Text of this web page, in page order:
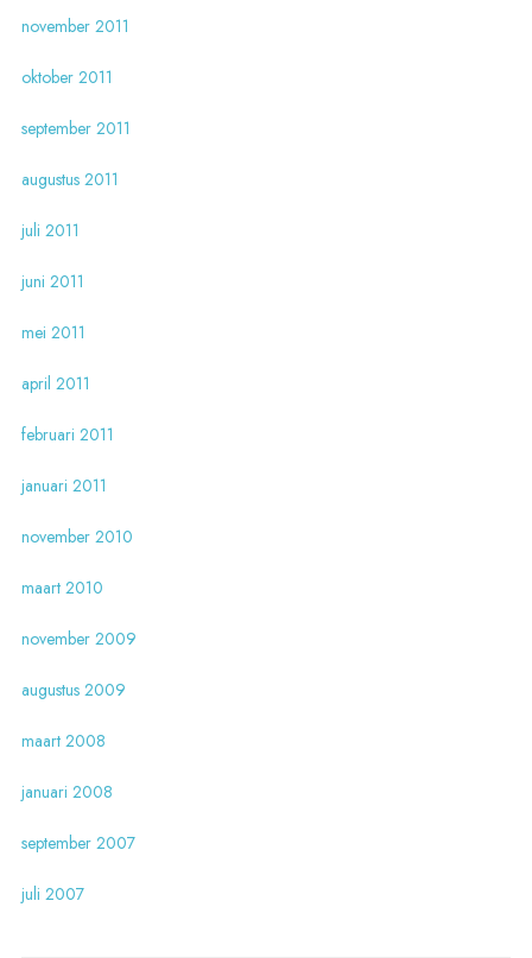
november 2011
oktober 2011
september 2011
augustus 2011
juli 2011
juni 2011
mei 2011
april 2011
februari 2011
januari 2011
november 2010
maart 2010
november 2009
augustus 2009
maart 2008
januari 2008
september 2007
juli 2007